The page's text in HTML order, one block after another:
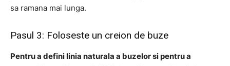
sa ramana mai lunga.
Pasul 3: Foloseste un creion de buze
Pentru a defini linia naturala a buzelor si pentru a